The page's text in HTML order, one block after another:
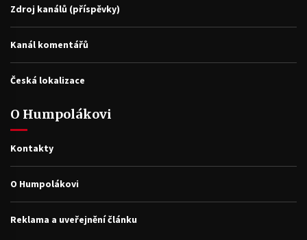
Zdroj kanálů (příspěvky)
Kanál komentářů
Česká lokalizace
O Humpolákovi
Kontakty
O Humpolákovi
Reklama a uveřejnění článku